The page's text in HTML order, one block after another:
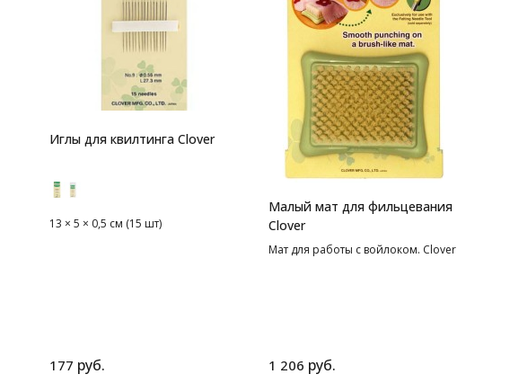
Иглы для квилтинга Clover
13 × 5 × 0,5 см (15 шт)
177 руб.
Малый мат для фильцевания
Clover
Мат для работы с войлоком. Clover
1 206 руб.